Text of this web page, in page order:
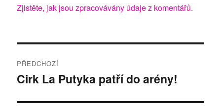
Zjistěte, jak jsou zpracovávány údaje z komentářů.
pro
PŘEDCHOZÍ
Předchozí
Cirk La Putyka patří do arény!